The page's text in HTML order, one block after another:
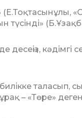
де­сеңіз,
таласып,
– «Төре»